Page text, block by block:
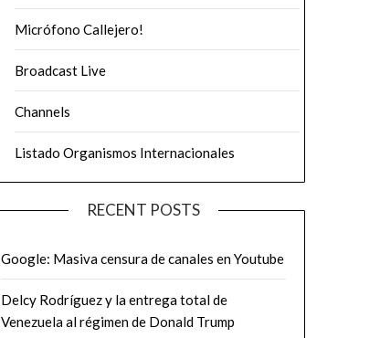
Micrófono Callejero!
Broadcast Live
Channels
Listado Organismos Internacionales
RECENT POSTS
Google: Masiva censura de canales en Youtube
Delcy Rodríguez y la entrega total de
Venezuela al régimen de Donald Trump